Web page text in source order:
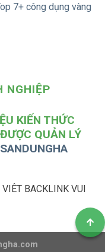
7+ công dụng vàng
NGHIỆP
KIẾN THỨC
QUẢN LÝ
BACKLINK VUI